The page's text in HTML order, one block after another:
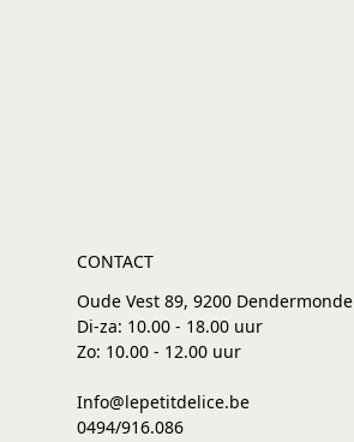
CONTACT
Oude Vest 89, 9200 Dendermonde
Di-za: 10.00 - 18.00 uur
Zo: 10.00 - 12.00 uur
Info@lepetitdelice.be
0494/916.086